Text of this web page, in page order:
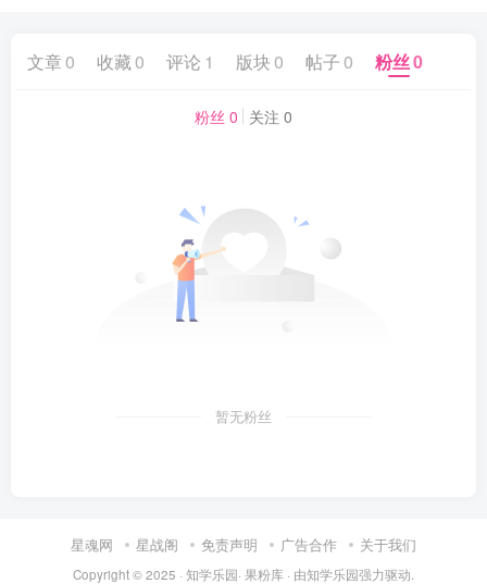
文章0 收藏 0 评论 1 版块 0 帖子 0 粉丝0
粉丝 0 关注 0
暂无粉丝
星魂网 星战阁 免责声明 广告合作 关于我们
Copyright © 2025 · 知学乐园· 果粉库 · 由知学乐园强力驱动.